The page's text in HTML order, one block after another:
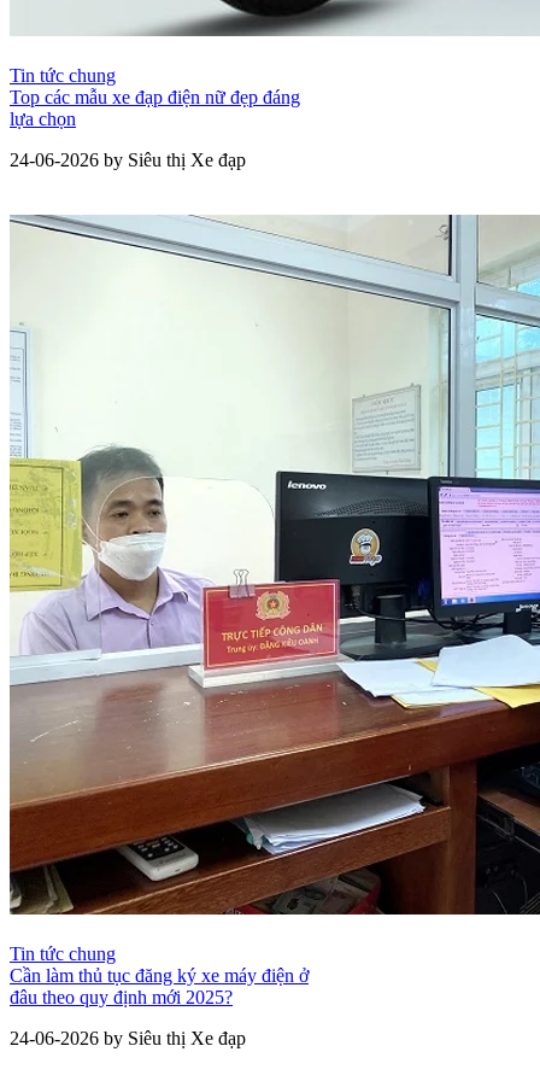
Tin tức chung
Top các mẫu xe đạp điện nữ đẹp đáng
lựa chọn
24-06-2026 by Siêu thị Xe đạp
Tin tức chung
Cần làm thủ tục đăng ký xe máy điện ở
đâu theo quy định mới 2025?
24-06-2026 by Siêu thị Xe đạp